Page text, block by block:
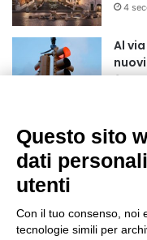
4
Al
2
oro
3
Questo sito
dati
utenti
Con il tuo consenso, noi
tecnologie simili per